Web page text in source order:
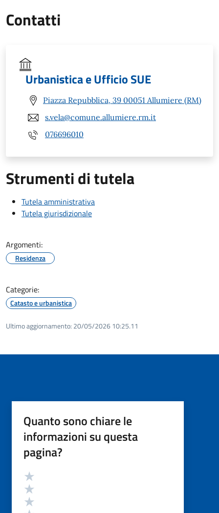
Contatti
Urbanistica e Ufficio SUE
Piazza Repubblica, 39 00051 Allumiere (RM)
s.vela@comune.allumiere.rm.it
076696010
Strumenti di tutela
Tutela amministrativa
Tutela giurisdizionale
Argomenti:
Residenza
Categorie:
Catasto e urbanistica
Ultimo aggiornamento: 20/05/2026 10:25.11
Quanto sono chiare le
informazioni su questa
pagina?
Valutazione